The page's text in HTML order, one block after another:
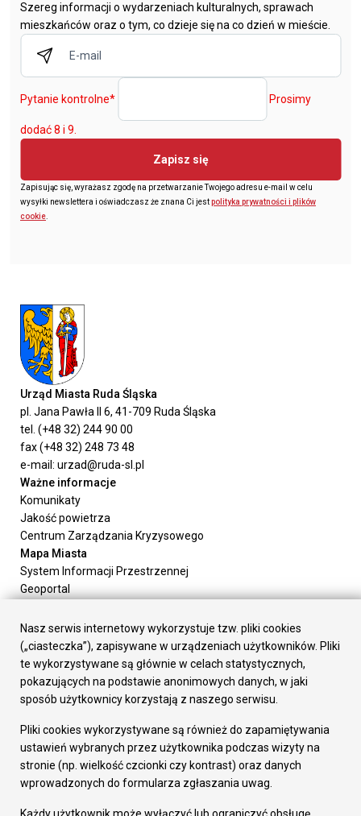
Szereg informacji o wydarzeniach kulturalnych, sprawach
mieszkańców oraz o tym, co dzieje się na co dzień w mieście.
Pytanie kontrolne* Prosimy
dodać 8 i 9.
Zapisz się
Zapisując się, wyrażasz zgodę na przetwarzanie Twojego adresu e-mail w celu
wysyłki newslettera i oświadczasz że znana Ci jestpolityka prywatności i plików
cookie.
Urząd Miasta Ruda Śląska
pl. Jana Pawła II 6, 41-709 Ruda Śląska
tel. (+48 32) 244 90 00
fax (+48 32) 248 73 48
e-mail: urzad@ruda-sl.pl
Ważne informacje
Komunikaty
Jakość powietrza
Centrum Zarządzania Kryzysowego
Mapa Miasta
System Informacji Przestrzennej
Geoportal
Załatw sprawę
Prezydent Miasta
Rada Miasta
Wydziały
Elektroniczna Skrzynka Podawcza
Gospodarka
Fundusze europejskie
Środki krajowe
Oferty inwestycyjne
Nasz serwis internetowy wykorzystuje tzw. pliki cookies
(„ciasteczka”), zapisywane w urządzeniach użytkowników. Pliki
te wykorzystywane są głównie w celach statystycznych,
pokazujących na podstawie anonimowych danych, w jaki
sposób użytkownicy korzystają z naszego serwisu.
Pliki cookies wykorzystywane są również do zapamiętywania
ustawień wybranych przez użytkownika podczas wizyty na
stronie (np. wielkość czcionki czy kontrast) oraz danych
wprowadzonych do formularza zgłaszania uwag.